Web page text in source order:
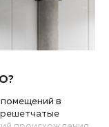
в
решетчатые